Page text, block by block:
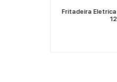
Fritadeira